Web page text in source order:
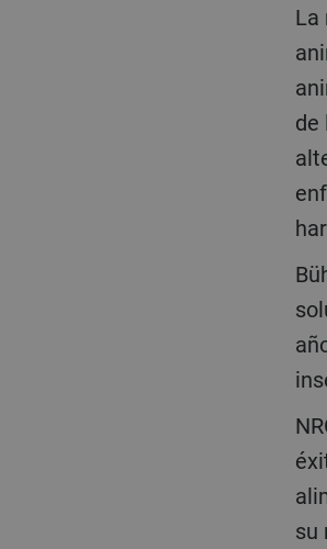
La mosca soldado negra se considera una de las alternativas cárnicas más sostenibles para
de
Bühler es una empresa líder mundial con más de 160 años de experiencia en el suministro de
NRGene es conocida por su avanzada tecnología de genómica de IA, que se ha aplicado con
su